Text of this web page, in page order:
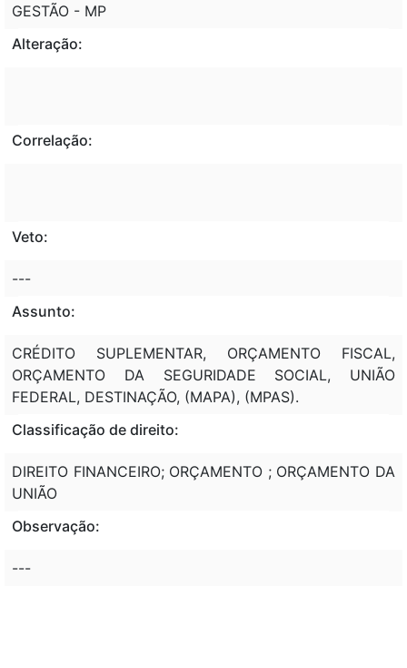
GESTÃO - MP
Alteração:
Correlação:
Veto:
---
Assunto:
CRÉDITO SUPLEMENTAR, ORÇAMENTO FISCAL,
ORÇAMENTO DA SEGURIDADE SOCIAL, UNIÃO
FEDERAL, DESTINAÇÃO, (MAPA), (MPAS).
Classificação de direito:
DIREITO FINANCEIRO; ORÇAMENTO ; ORÇAMENTO DA
UNIÃO
Observação:
---